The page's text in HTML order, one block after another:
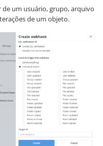
um usuário, grupo, arquivo
de um objeto.